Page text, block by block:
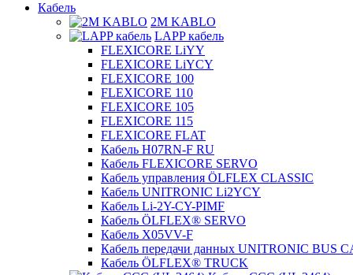
Кабель
2M KABLO
LAPP кабель
FLEXICORE LiYY
FLEXICORE LiYCY
FLEXICORE 100
FLEXICORE 110
FLEXICORE 105
FLEXICORE 115
FLEXICORE FLAT
Кабель H07RN-F RU
Кабель FLEXICORE SERVO
Кабель управления ÖLFLEX CLASSIC
Кабель UNITRONIC Li2YCY
Кабель Li-2Y-CY-PIMF
Кабель ÖLFLEX® SERVO
Кабель X05VV-F
Кабель передачи данных UNITRONIC BUS
Кабель ÖLFLEX® TRUCK